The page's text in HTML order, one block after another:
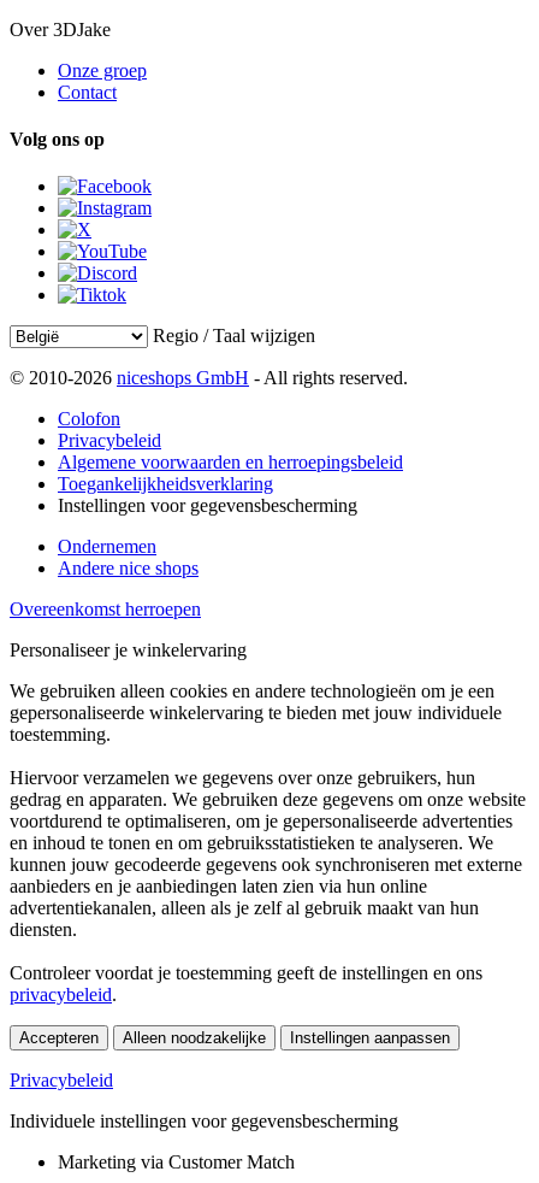
Over 3DJake
Onze groep
Contact
Volg ons op
Regio / Taal wijzigen
© 2010-2026 niceshops GmbH - All rights reserved.
Colofon
Privacybeleid
Algemene voorwaarden en herroepingsbeleid
Toegankelijkheidsverklaring
Instellingen voor gegevensbescherming
Ondernemen
Andere nice shops
Overeenkomst herroepen
Personaliseer je winkelervaring
We gebruiken alleen cookies en andere technologieën om je een
gepersonaliseerde winkelervaring te bieden met jouw individuele
toestemming.
Hiervoor verzamelen we gegevens over onze gebruikers, hun
gedrag en apparaten. We gebruiken deze gegevens om onze website
voortdurend te optimaliseren, om je gepersonaliseerde advertenties
en inhoud te tonen en om gebruiksstatistieken te analyseren. We
kunnen jouw gecodeerde gegevens ook synchroniseren met externe
aanbieders en je aanbiedingen laten zien via hun online
advertentiekanalen, alleen als je zelf al gebruik maakt van hun
diensten.
Controleer voordat je toestemming geeft de instellingen en ons
privacybeleid.
Accepteren Alleen noodzakelijke Instellingen aanpassen
Privacybeleid
Individuele instellingen voor gegevensbescherming
Marketing via Customer Match